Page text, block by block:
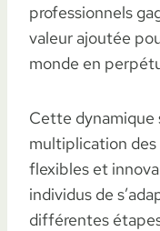
professionnels
valeur ajoutée
monde en
Cette dynamique
multiplication
flexibles et
individus de
différentes